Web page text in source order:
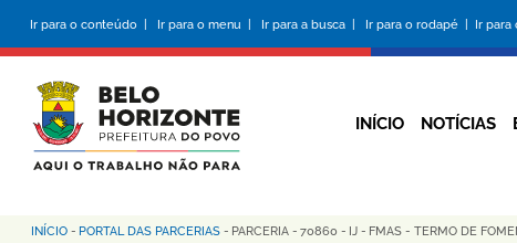
conteúdo
principal
Ir para o conteúdo | Ir para o menu | Ir para a busca | Ir para o rodapé | Ir para
INÍCIO NOTÍCIAS
INÍCIO - PORTAL DAS PARCERIAS - PARCERIA - 70860 - IJ - FMAS - TERMO DE